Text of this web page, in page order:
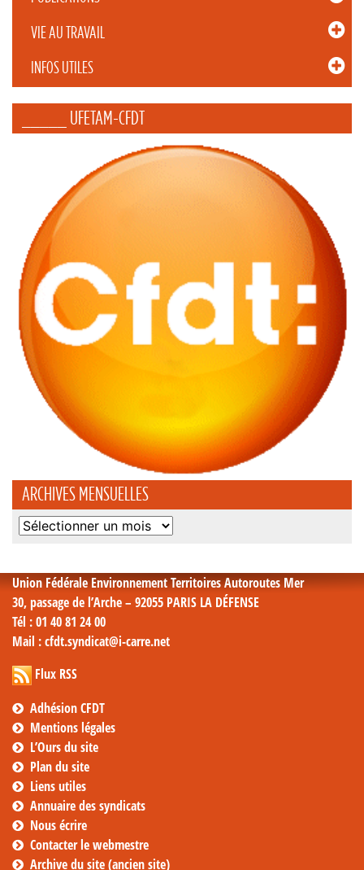
VIE AU TRAVAIL
INFOS UTILES
_____ UFETAM-CFDT
ARCHIVES MENSUELLES
Archives
Union Fédérale Environnement Territoires Autoroutes Mer
30, passage de l’Arche – 92055 PARIS LA DÉFENSE
Tél : 01 40 81 24 00
Mail : cfdt.syndicat@i-carre.net
Flux RSS
Adhésion CFDT
Mentions légales
L’Ours du site
Plan du site
Liens utiles
Annuaire des syndicats
Nous écrire
Contacter le webmestre
Archive du site (ancien site)